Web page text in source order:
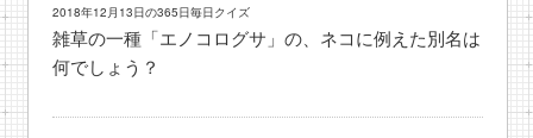
2018年12月13日の365日毎日クイズ
雑草の一種「エノコログサ」の、ネコに例えた別名は
何でしょう？